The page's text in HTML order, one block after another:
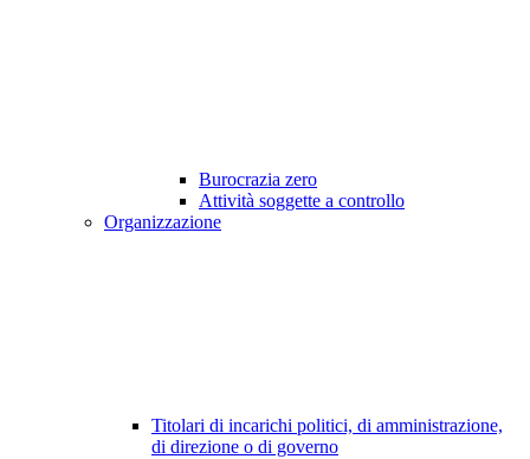
Burocrazia zero
Attività soggette a controllo
Organizzazione
Titolari di incarichi politici, di amministrazione,
di direzione o di governo